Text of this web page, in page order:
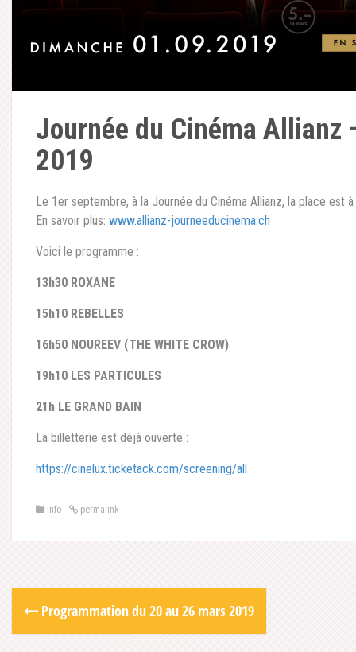
Journée du Cinéma Allianz
2019
Le 1er septembre, à la Journée du Cinéma Allianz, la place est
En savoir plus: www.allianz-journeeducinema.ch
Voici le programme :
13h30 ROXANE
15h10 REBELLES
16h50 NOUREEV (THE WHITE CROW)
19h10 LES PARTICULES
21h LE GRAND BAIN
La billetterie est déjà ouverte :
https://cinelux.ticketack.com/screening/all
info permalink
Post
navigation
Programmation du 20 au 26 mars 2019